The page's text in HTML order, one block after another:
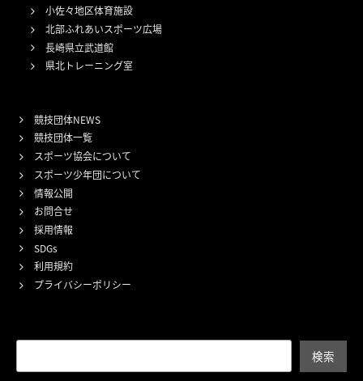
小佐々地区体育施設
北部ふれあいスポーツ広場
長崎県立武道館
県北トレーニング室
競技団体NEWS
競技団体一覧
スポーツ協会について
スポーツ少年団について
情報公開
お問合せ
採用情報
SDGs
利用規約
プライバシーポリシー
検索